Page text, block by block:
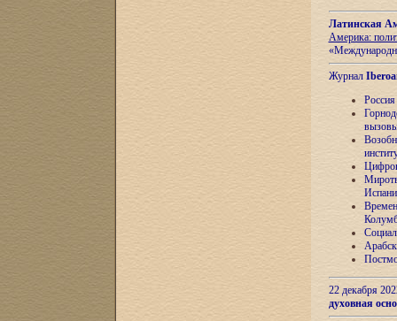
Латинская
Америка:
Журнал
22 декабря
духовная